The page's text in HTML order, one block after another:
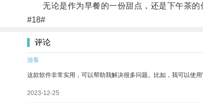
无论是作为早餐的一份甜点，还是下午茶的
#18#
评论
游客
这款软件非常实用，可以帮助我解决很多问题。比如，我可以使
2023-12-25